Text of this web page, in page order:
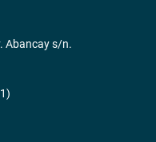
Abancay s/n.